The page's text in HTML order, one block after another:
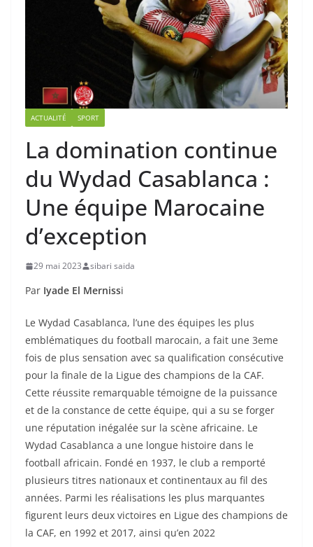
ACTUALITÉ SPORT
La domination continue
du Wydad Casablanca :
Une équipe Marocaine
d’exception
29 mai 2023 sibari saida
Par Iyade El Mernissi
Le Wydad Casablanca, l’une des équipes les plus
emblématiques du football marocain, a fait une 3eme
fois de plus sensation avec sa qualification consécutive
pour la finale de la Ligue des champions de la CAF.
Cette réussite remarquable témoigne de la puissance
et de la constance de cette équipe, qui a su se forger
une réputation inégalée sur la scène africaine. Le
Wydad Casablanca a une longue histoire dans le
football africain. Fondé en 1937, le club a remporté
plusieurs titres nationaux et continentaux au fil des
années. Parmi les réalisations les plus marquantes
figurent leurs deux victoires en Ligue des champions de
la CAF, en 1992 et 2017, ainsi qu’en 2022